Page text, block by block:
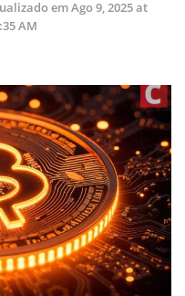
emAgo 9, 2025 at
AM